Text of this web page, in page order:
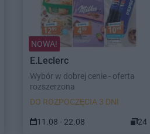
NOWA!
E.Leclerc
Wybór w dobrej cenie - oferta
rozszerzona
DO ROZPOCZĘCIA 3 DNI
11.08 - 22.08 24